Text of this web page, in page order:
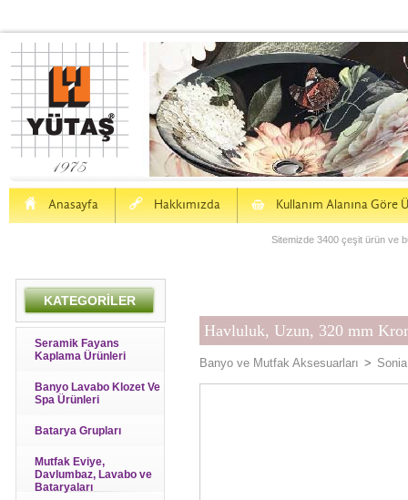
Anasayfa
H Hakkımızda
a Kullanım Alanına Göre
S
Sitemizde 3400 çeşit ürün ve
KATEGORİLER
Seramik Fayans
Kaplama Ürünleri
Banyo Lavabo Klozet Ve
Spa Ürünleri
Batarya Grupları
Mutfak Eviye,
Davlumbaz, Lavabo ve
Bataryaları
Havluluk, Uzun, 320 mm
Banyo ve Mutfak Aksesuarları >